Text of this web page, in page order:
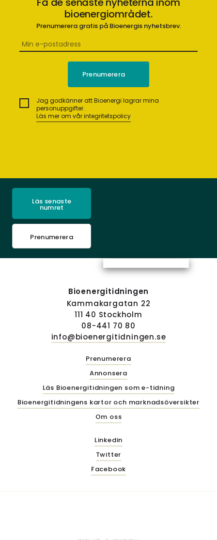
bioenergiområdet.
Prenumerera gratis på Bioenergis nyhetsbrev.
Jag godkänner att Bioenergi lagrar mina
personuppgifter.
Läs mer om vår integritetspolicy
Läs senaste
numret
Prenumerera
Bioenergitidningen
Kammakargatan 22
111 40 Stockholm
08-441 70 80
info@bioenergitidningen.se
Prenumerera
Annonsera
Läs Bioenergitidningen som e-tidning
Bioenergitidningens kartor och marknadsöversikter
Om oss
Linkedin
Twitter
Facebook